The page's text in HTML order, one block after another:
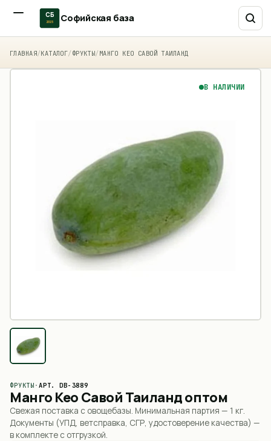
СБ
2015 Софийская база
ГЛАВНАЯ/КАТАЛОГ/ ФРУКТЫ/ МАНГО КЕО САВОЙ ТАИЛАНД
В НАЛИЧИИ
ФРУКТЫ · АРТ.DB-3889
Манго Кео Савой Таиланд оптом
Свежая поставка с овощебазы. Минимальная партия — 1 кг.
Документы (УПД, ветсправка, СГР, удостоверение качества) —
в комплекте с отгрузкой.